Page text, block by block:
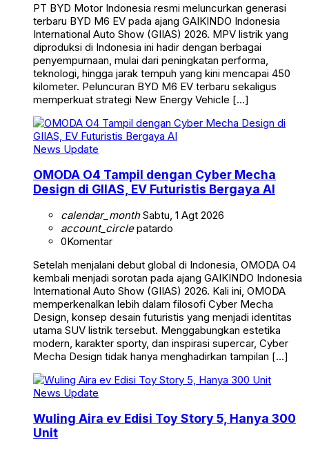
PT BYD Motor Indonesia resmi meluncurkan generasi
terbaru BYD M6 EV pada ajang GAIKINDO Indonesia
International Auto Show (GIIAS) 2026. MPV listrik yang
diproduksi di Indonesia ini hadir dengan berbagai
penyempurnaan, mulai dari peningkatan performa,
teknologi, hingga jarak tempuh yang kini mencapai 450
kilometer. Peluncuran BYD M6 EV terbaru sekaligus
memperkuat strategi New Energy Vehicle […]
News Update
OMODA O4 Tampil dengan Cyber Mecha
Design di GIIAS, EV Futuristis Bergaya AI
calendar_monthSabtu, 1 Agt 2026
account_circlepatardo
0Komentar
Setelah menjalani debut global di Indonesia, OMODA O4
kembali menjadi sorotan pada ajang GAIKINDO Indonesia
International Auto Show (GIIAS) 2026. Kali ini, OMODA
memperkenalkan lebih dalam filosofi Cyber Mecha
Design, konsep desain futuristis yang menjadi identitas
utama SUV listrik tersebut. Menggabungkan estetika
modern, karakter sporty, dan inspirasi supercar, Cyber
Mecha Design tidak hanya menghadirkan tampilan […]
News Update
Wuling Aira ev Edisi Toy Story 5, Hanya 300
Unit